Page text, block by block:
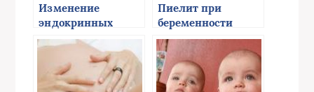
Изменение
эндокринных
желез у
беременных
Пиелит при
беременности